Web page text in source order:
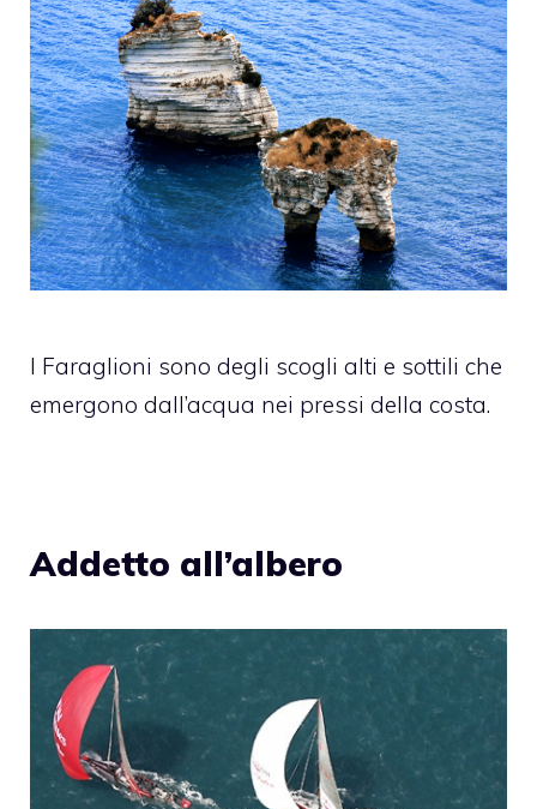
I Faraglioni sono degli scogli alti e sottili che
emergono dall’acqua nei pressi della costa.
Addetto all’albero